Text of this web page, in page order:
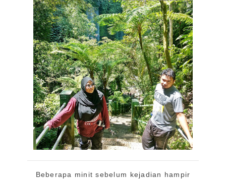
Beberapa minit sebelum kejadian hampir